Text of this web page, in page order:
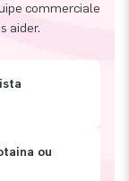
commerciale
aider.
ou